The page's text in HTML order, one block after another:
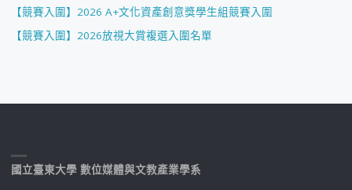
【競賽入圍】2026 A+文化資產創意獎學生組競賽入圍
【競賽入圍】2026放視大賞複選入圍名單
國立臺東大學 數位媒體與文教產業學系